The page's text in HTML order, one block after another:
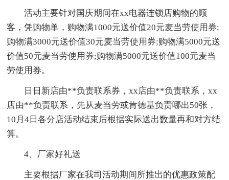
活动主要针对国庆期间在xx电器连锁店购物的顾
客，凭购物单，购物满1000元送价值20元麦当劳使用券;
购物满3000元送价值30元麦当劳使用券;购物满5000元送
价值50元麦当劳使用券;购物满5000元送价值100元麦当
劳使用券。
日日新店由**负责联系券，xx店由**负责联系，xx
店由**负责联系，先从麦当劳或肯德基负责哪出50张，
10月4日各分店活动结束后根据实际送出数量再和对方结
算。
4、厂家好礼送
主要根据厂家在我司活动期间所推出的优惠政策配